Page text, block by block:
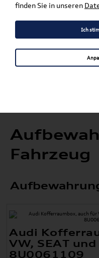
Karosserieform wählen
Fahrzeug
Audi
VW, SEAT
8U0061109
finden Sie in unseren
Ich